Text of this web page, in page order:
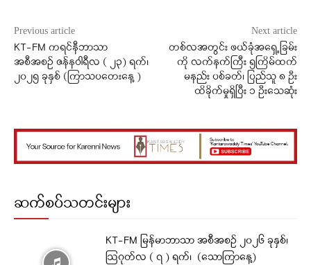
Previous article
KT-FM ကရင်နီဘာသာ
အစီအစဉ် ဇန်နဝါရီလ ( ၂၃) ရက်၊
၂၀၂၅ ခုနှစ် (ကြာသပတေးနေ့ )
Next article
တစ်လအတွင်း ဖယ်ခုံအရှေ့ခြမ်း
ကို လက်နက်ကြီး ၅ကြိမ်ထက်
မနည်း ပစ်ခတ်၊ ပြည်သူ ၈ ဦး
ထိခိုက်မှုရှိပြီး ၁ ဦးသေဆုံး
ဆက်စပ်သတင်းများ
KT-FM မြန်မာဘာသာ အစီအစဉ် ၂၀၂၆ ခုနှစ်၊
ဩဂုတ်လ ( ၇ ) ရက်၊ (သောကြာနေ့)